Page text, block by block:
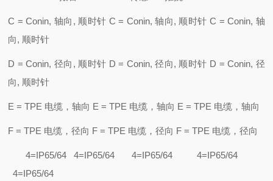
C = Conin, 轴向, 顺时针 C = Conin, 轴向, 顺时针 C = Conin, 轴
向, 顺时针
D = Conin, 径向, 顺时针 D = Conin, 径向, 顺时针 D = Conin, 径
向, 顺时针
E = TPE 电缆，轴向 E = TPE 电缆，轴向 E = TPE 电缆，轴向
F = TPE 电缆，径向 F = TPE 电缆，径向 F = TPE 电缆，径向
4=IP65/64 4=IP65/64 4=IP65/64 4=IP65/64
4=IP65/64